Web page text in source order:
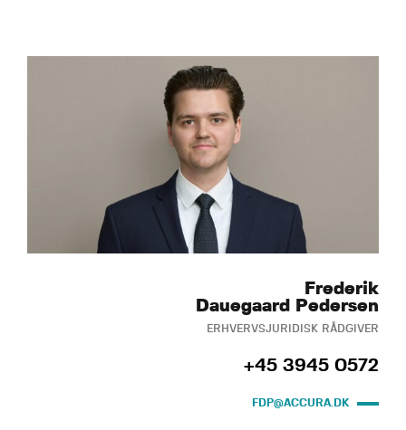
Frederik
Dauegaard Pedersen
ERHVERVSJURIDISK RÅDGIVER
+45 3945 0572
FDP@ACCURA.DK